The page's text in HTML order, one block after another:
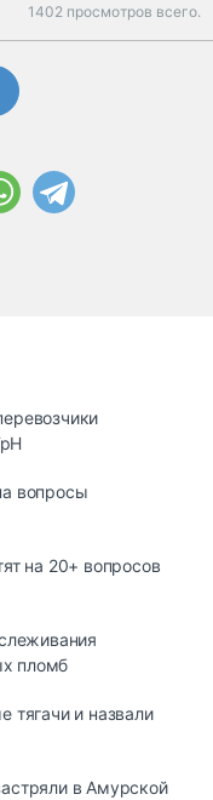
1402 просмотров всего.
вопросы
на 20+ вопросов
пломб
тягачи и назвали
в Амурской